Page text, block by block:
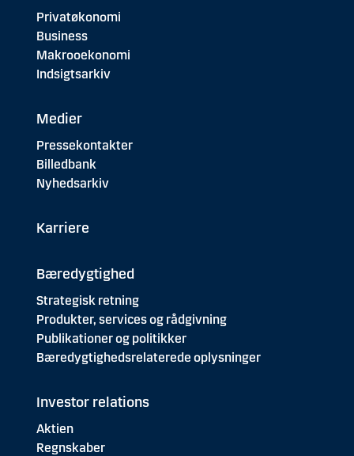
Privatøkonomi
Business
Makrooekonomi
Indsigtsarkiv
Medier
Pressekontakter
Billedbank
Nyhedsarkiv
Karriere
Bæredygtighed
Strategisk retning
Produkter, services og rådgivning
Publikationer og politikker
Bæredygtighedsrelaterede oplysninger
Investor relations
Aktien
Regnskaber